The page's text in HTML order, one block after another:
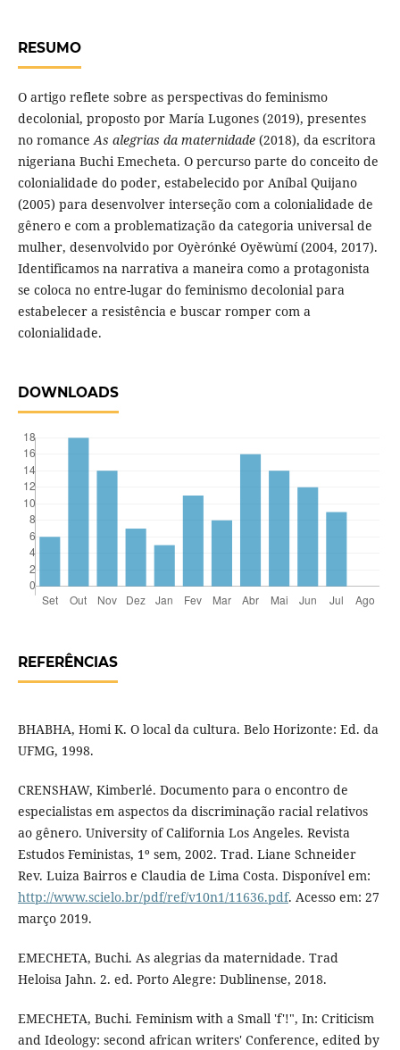
RESUMO
O artigo reflete sobre as perspectivas do feminismo
decolonial, proposto por María Lugones (2019), presentes
no romanceAs alegrias da maternidade (2018), da escritora
nigeriana Buchi Emecheta. O percurso parte do conceito de
colonialidade do poder, estabelecido por Aníbal Quijano
(2005) para desenvolver interseção com a colonialidade de
gênero e com a problematização da categoria universal de
mulher, desenvolvido por Oyèrónké Oyěwùmí (2004, 2017).
Identificamos na narrativa a maneira como a protagonista
se coloca no entre-lugar do feminismo decolonial para
estabelecer a resistência e buscar romper com a
colonialidade.
DOWNLOADS
REFERÊNCIAS
BHABHA, Homi K. O local da cultura. Belo Horizonte: Ed. da
UFMG, 1998.
CRENSHAW, Kimberlé. Documento para o encontro de
especialistas em aspectos da discriminação racial relativos
ao gênero. University of California Los Angeles. Revista
Estudos Feministas, 1º sem, 2002. Trad. Liane Schneider
Rev. Luiza Bairros e Claudia de Lima Costa. Disponível em:
http://www.scielo.br/pdf/ref/v10n1/11636.pdf. Acesso em: 27
março 2019.
EMECHETA, Buchi. As alegrias da maternidade. Trad
Heloisa Jahn. 2. ed. Porto Alegre: Dublinense, 2018.
EMECHETA, Buchi. Feminism with a Small 'f'!", In: Criticism
and Ideology: second african writers' Conference, edited by